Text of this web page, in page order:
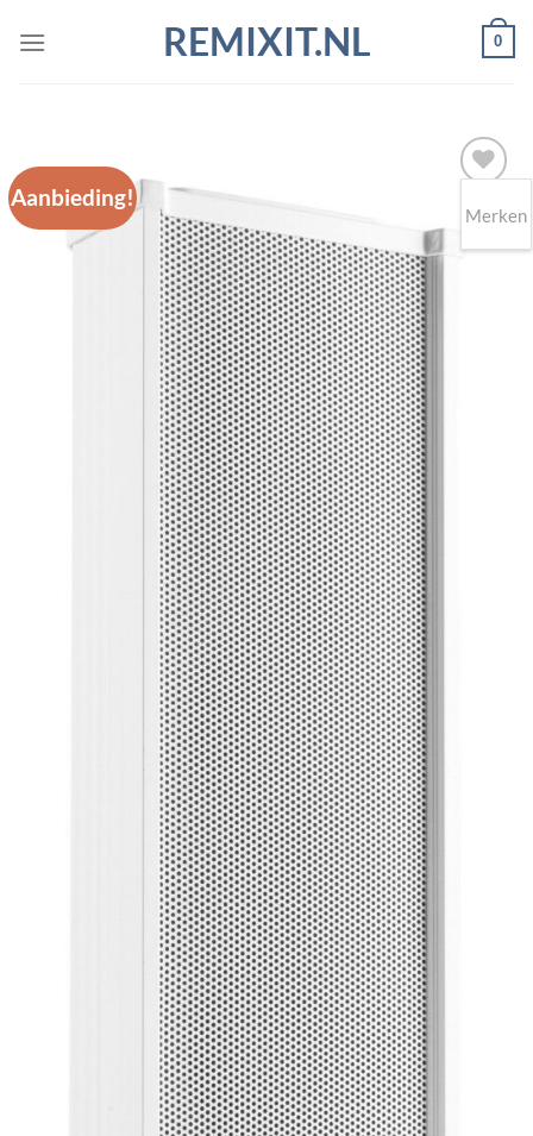
naar
REMIXIT.NL 0
Aanbieding!
Toevoegen
Merken